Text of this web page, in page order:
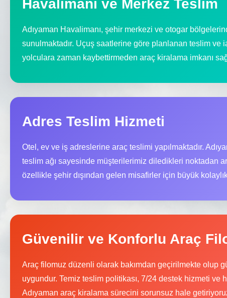
Havalimanı ve Merkez Teslim
Adıyaman Havalimanı, şehir merkezi ve otogar
sunulmaktadır. Uçuş saatlerine göre planlanan teslim ve
yolculara zaman kaybettirmeden araç kiralama imkanı
Adres Teslim Hizmeti
Otel, ev ve iş adreslerine araç teslimi yapılmaktadır.
teslim ağı sayesinde müşterilerimiz diledikleri noktadan
özellikle şehir dışından gelen misafirler için büyük
Güvenilir ve Konforlu Araç
Araç filomuz düzenli olarak bakımdan geçirilmekte olup
uygundur. Temiz teslim politikası, 7/24 destek hizmeti ve
Adıyaman araç kiralama sürecini sorunsuz hale